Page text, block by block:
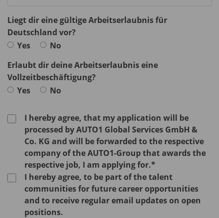
Liegt dir eine gültige Arbeitserlaubnis für
Deutschland vor?
Yes
No
Erlaubt dir deine Arbeitserlaubnis eine
Vollzeitbeschäftigung?
Yes
No
I hereby agree, that my application will be
processed by AUTO1 Global Services GmbH &
Co. KG and will be forwarded to the respective
company of the AUTO1-Group that awards the
respective job, I am applying for.*
I hereby agree, to be part of the talent
communities for future career opportunities
and to receive regular email updates on open
positions.